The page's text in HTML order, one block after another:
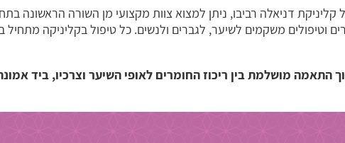
דניאלה רביבו, ניתן למצוא צוות מקצועי מן השורה הראשונה
וטיפולים משקמים לשיער, לגברים ולנשים. כל טיפול בקליניקה מתחיל
מושלמת בין ריכוז החומרים לאופי השיער וצרכיו, ביד